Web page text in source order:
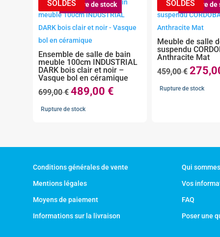
Rupture de stock
Ensemble de salle de bain
meuble 100cm INDUSTRIAL
DARK bois clair et noir –
Vasque bol en céramique
699,00€ Le
prix
489,00 €
Rupture de stock
Rupture de
Meuble de salle
suspendu
Anthracite Mat
459,00€ Le
prix
Rupture de stock
Conditions générales de vente
Mentions légales
Moyens de paiement
Informations sur la livraison
Qui
Vos
FAQ
Poser une